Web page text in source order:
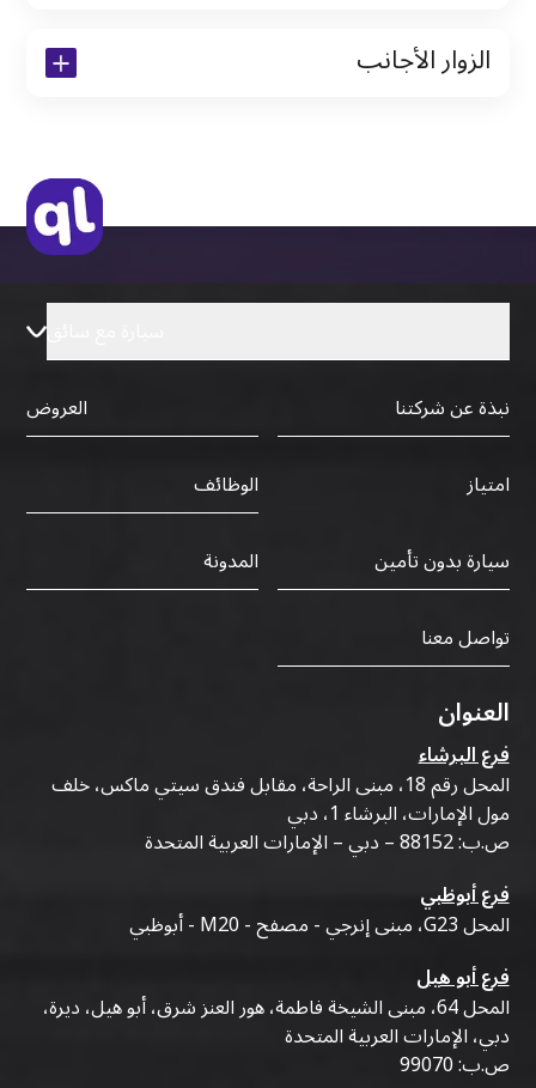
نسخة من تأشيرة الاقامة
الزوار الأجانب
نبذة عن شركتنا
العروض
امتياز
الوظائف
سيارة بدون تأمين
المدونة
تواصل معنا
العنوان
فرع البرشاء
المحل رقم 18، مبنى الراحة، مقابل فندق سيتي ماكس، خلف
مول الإمارات، البرشاء 1، دبي
ص.ب: 88152 – دبي – الإمارات العربية المتحدة
فرع أبوظبي
المحل G23، مبنى إنرجي - مصفح - M20 - أبوظبي
فرع أبو هيل
المحل 64، مبنى الشيخة فاطمة، هور العنز شرق، أبو هيل، ديرة،
دبي، الإمارات العربية المتحدة
ص.ب: 99070